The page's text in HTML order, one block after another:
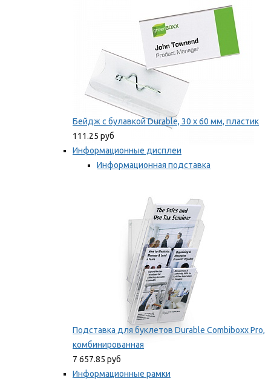
Бейдж с булавкой Durable, 30 х 60 мм, пластик
111.25 руб
Информационные дисплеи
Информационная подставка
Подставка для буклетов Durable Combiboxx Pro,
комбинированная
7 657.85 руб
Информационные рамки